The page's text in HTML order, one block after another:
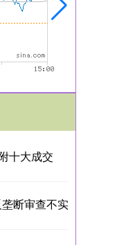
十大成交
断审查不实